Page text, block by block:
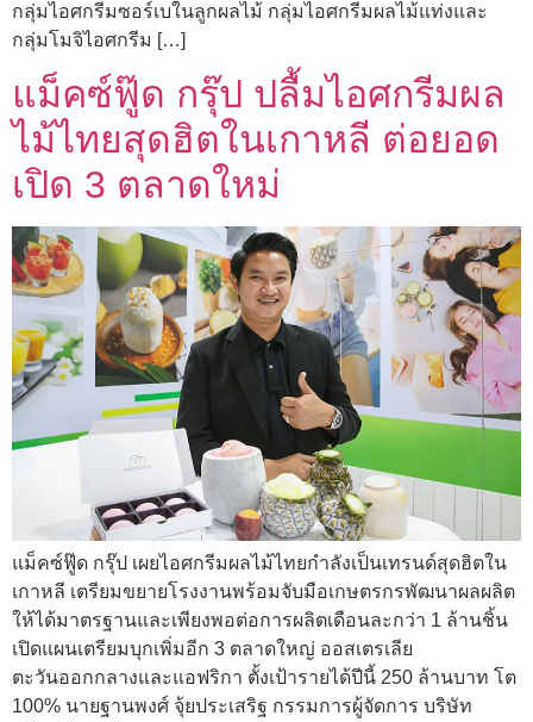
กลุ่มไอศกรีมซอร์เบในลูกผลไม้ กลุ่มไอศกรีมผลไม้แท่งและ
กลุ่มโมจิไอศกรีม […]
แม็คซ์ฟู๊ด กรุ๊ป ปลื้มไอศกรีมผล
ไม้ไทยสุดฮิตในเกาหลี ต่อยอด
เปิด 3 ตลาดใหม่
แม็คซ์ฟู๊ด กรุ๊ป เผยไอศกรีมผลไม้ไทยกำลังเป็นเทรนด์สุดฮิตใน
เกาหลี เตรียมขยายโรงงานพร้อมจับมือเกษตรกรพัฒนาผลผลิต
ให้ได้มาตรฐานและเพียงพอต่อการผลิตเดือนละกว่า 1 ล้านชิ้น
เปิดแผนเตรียมบุกเพิ่มอีก 3 ตลาดใหญ่ ออสเตรเลีย
ตะวันออกกลางและแอฟริกา ตั้งเป้ารายได้ปีนี้ 250 ล้านบาท โต
100% นายฐานพงศ์ จุ้ยประเสริฐ กรรมการผู้จัดการ บริษัท